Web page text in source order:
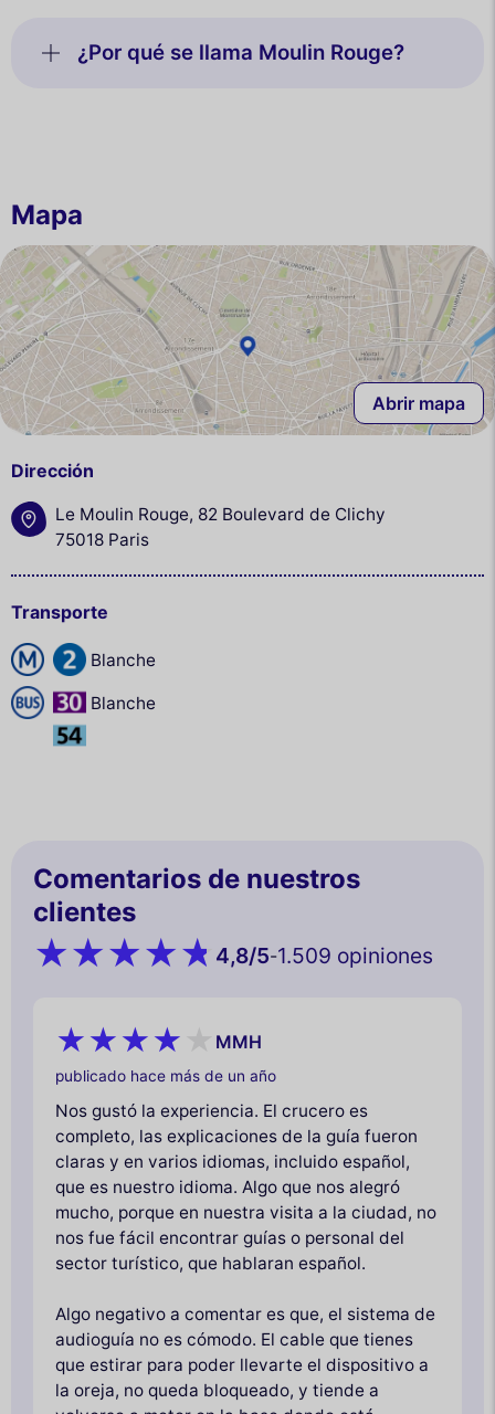
¿Por qué se llama Moulin Rouge?
Mapa
Abrir mapa
Dirección
Le Moulin Rouge, 82 Boulevard de Clichy
75018 Paris
Transporte
Blanche
Blanche
Comentarios de nuestros
clientes
4,8/5-1.509 opiniones
MMH
publicado hace más de un año
Nos gustó la experiencia. El crucero es
completo, las explicaciones de la guía fueron
claras y en varios idiomas, incluido español,
que es nuestro idioma. Algo que nos alegró
mucho, porque en nuestra visita a la ciudad, no
nos fue fácil encontrar guías o personal del
sector turístico, que hablaran español.
Algo negativo a comentar es que, el sistema de
audioguía no es cómodo. El cable que tienes
que estirar para poder llevarte el dispositivo a
la oreja, no queda bloqueado, y tiende a